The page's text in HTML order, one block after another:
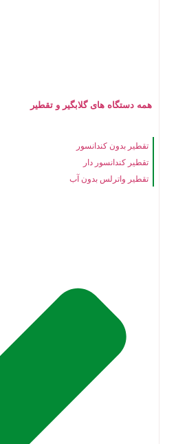
همه دستگاه های گلابگیر و تقطیر
تقطیر بدون کندانسور
تقطیر کندانسور دار
تقطیر واترلس بدون آب